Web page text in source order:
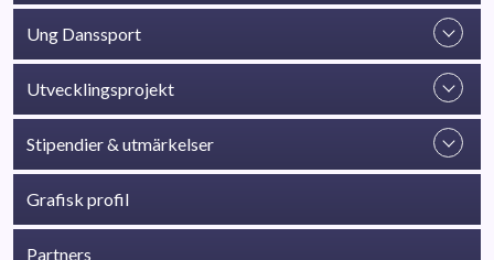
Ung Danssport
Utvecklingsprojekt
Stipendier & utmärkelser
Grafisk profil
Partners